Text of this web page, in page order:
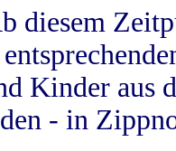
diesem
Kinder aus
- in